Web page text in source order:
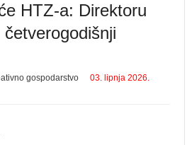
HTZ-a: Direktoru
gospodarstvo 03. lipnja 2026.